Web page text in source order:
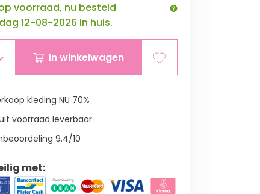
voorraad, nu besteld
12-08-2026 in huis.
In winkelwagen
kleding NU 70%
voorraad leverbaar
9.4/10
met: